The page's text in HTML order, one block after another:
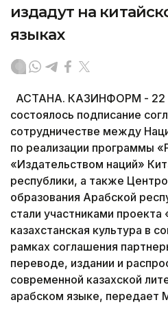
издадут на
языках
АСТАНА. КАЗИНФОРМ - 22
состоялось подписание
сотрудничестве между
по реализации программы
«Издательством наций»
республики, а также
образования Арабской
стали участниками
казахстанская культура в
рамках соглашения
переводе, издании и
современной казахской
арабском языке, передает